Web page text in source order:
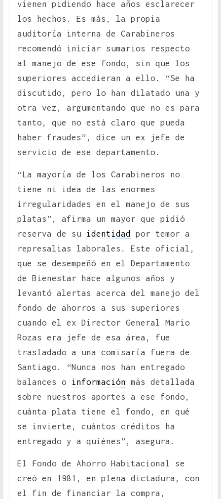
vienen pidiendo hace años esclarecer
los hechos. Es más, la propia
auditoría interna de Carabineros
recomendó iniciar sumarios respecto
al manejo de ese fondo, sin que los
superiores accedieran a ello. “Se ha
discutido, pero lo han dilatado una y
otra vez, argumentando que no es para
tanto, que no está claro que pueda
haber fraudes”, dice un ex jefe de
servicio de ese departamento.
“La mayoría de los Carabineros no
tiene ni idea de las enormes
irregularidades en el manejo de sus
platas”, afirma un mayor que pidió
reserva de su identidad
por temor a
represalias laborales. Este oficial,
que se desempeñó en el Departamento
de Bienestar hace algunos años y
levantó alertas acerca del manejo del
fondo de ahorros a sus superiores
cuando el ex Director General Mario
Rozas era jefe de esa área, fue
trasladado a una comisaría fuera de
Santiago. “Nunca nos han entregado
balances o
información más detallada
sobre nuestros aportes a ese fondo,
cuánta plata tiene el fondo, en qué
se invierte, cuántos créditos ha
entregado y a quiénes”, asegura.
El Fondo de Ahorro Habitacional se
creó en 1981, en plena dictadura, con
el fin de financiar la compra,